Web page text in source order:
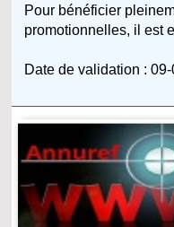
Pour bénéficier
promotionnelles, il est
Date de validation :